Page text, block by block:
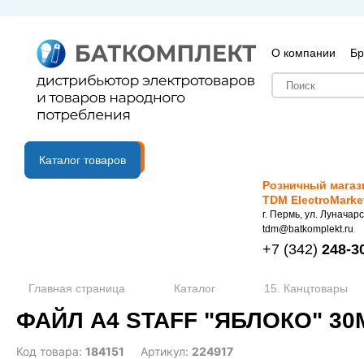
О компании
B2B портал
Каталог товаров
Розничный
TDM
г. Пермь, ул.
tdm@batkomplekt.ru
+7 (342) 248-
Главная страница Каталог 15. Канцтовары
ФАЙЛ А4 STAFF "ЯБЛОКО"
Код товара: 184151 Артикул: 224917